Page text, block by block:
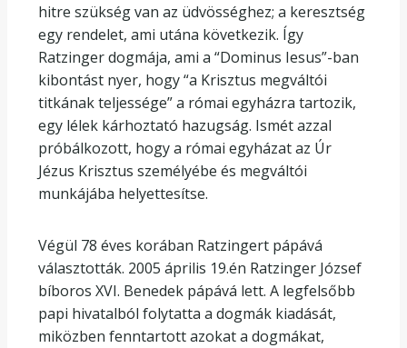
hitre szükség van az üdvösséghez; a keresztség
egy rendelet, ami utána következik. Így
Ratzinger dogmája, ami a “Dominus Iesus”-ban
kibontást nyer, hogy “a Krisztus megváltói
titkának teljessége” a római egyházra tartozik,
egy lélek kárhoztató hazugság. Ismét azzal
próbálkozott, hogy a római egyházat az Úr
Jézus Krisztus személyébe és megváltói
munkájába helyettesítse.
Végül 78 éves korában Ratzingert pápává
választották. 2005 április 19.én Ratzinger József
bíboros XVI. Benedek pápává lett. A legfelsőbb
papi hivatalból folytatta a dogmák kiadását,
miközben fenntartott azokat a dogmákat,